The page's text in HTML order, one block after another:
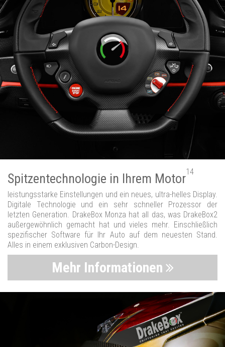
Spitzentechnologie in Ihrem Motor14
leistungsstarke Einstellungen und ein neues, ultra-helles Display.
Digitale Technologie und ein sehr schneller Prozessor der
letzten Generation. DrakeBox Monza hat all das, was DrakeBox2
außergewöhnlich gemacht hat und vieles mehr. Einschließlich
spezifischer Software für Ihr Auto auf dem neuesten Stand.
Alles in einem exklusiven Carbon-Design.
Mehr Informationen